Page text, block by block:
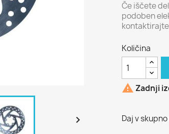

Če iščete
podoben
Količina
 Zadnji
Daj v